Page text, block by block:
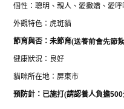
個性： 聰明、親人、愛撒嬌、愛
外觀特色：虎斑貓
節育與否： 未節育(送養前會先節紮
健康狀況：良好
貓咪所在地：屏東市
預防針：已施打(請認養人負擔500